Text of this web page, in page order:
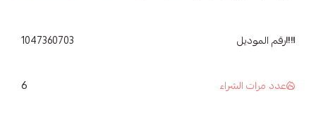
رقم الموديل 1047360703
عدد مرات الشراء 6